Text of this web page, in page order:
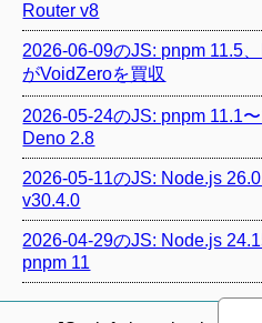
Router v8
2026-06-09のJS: pnpm 11.5
がVoidZeroを買収
2026-05-24のJS: pnpm 11.1
Deno 2.8
2026-05-11のJS: Node.js
v30.4.0
2026-04-29のJS: Node.js
pnpm 11